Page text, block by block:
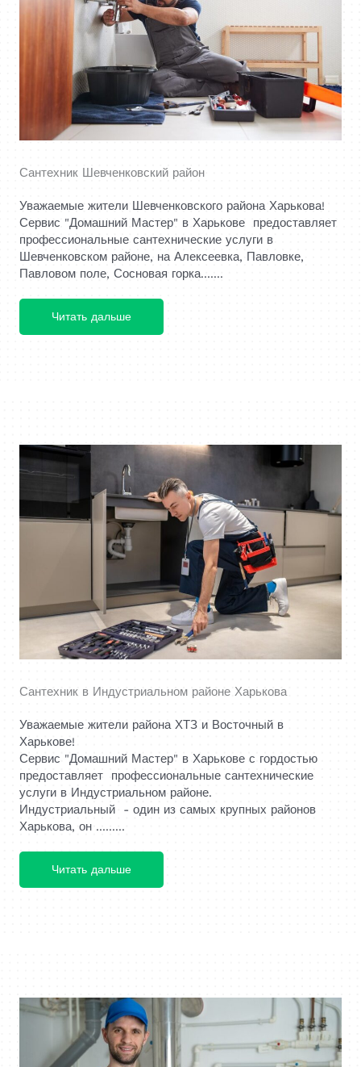
Сантехник Шевченковский район
Уважаемые жители Шевченковского района Харькова!
Сервис "Домашний Мастер" в Харькове предоставляет
профессиональные сантехнические услуги в
Шевченковском районе, на Алексеевка, Павловке,
Павловом поле, Сосновая горка.......
Читать дальше
Сантехник в Индустриальном районе Харькова
Уважаемые жители района ХТЗ и Восточный в
Харькове!
Сервис "Домашний Мастер" в Харькове с гордостью
предоставляет профессиональные сантехнические
услуги в Индустриальном районе.
Индустриальный - один из самых крупных районов
Харькова, он .........
Читать дальше